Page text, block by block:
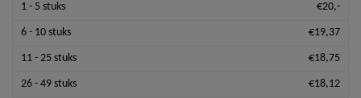
1 - 5 stuks €20,-
6 - 10 stuks €19,37
11 - 25 stuks €18,75
26 - 49 stuks €18,12